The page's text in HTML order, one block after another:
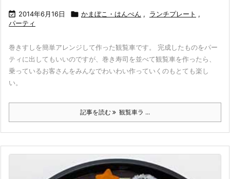
 2014年6月16日  かまぼこ・はんぺん , ランチプレート ,
パーティ
巻きすしを簡単アレンジして作った観覧車です。 完成したものをパー
ティに出してもいいのですが、巻き寿司を並べて観覧車を作ったら、
乗っているお客さんをみんなでわいわい作っていくのもとても楽し
い。
記事を読む 観覧車ラ ...